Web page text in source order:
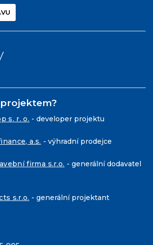
s. r. o. - developer projektu
a.s. - výhradní prodejce
firma s.r.o. - generální dodavatel
s.r.o. - generální projektant